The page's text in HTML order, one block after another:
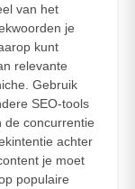
van het
je
kunt
relevante
Gebruik
SEO-tools
de concurrentie
achter
je moet
populaire